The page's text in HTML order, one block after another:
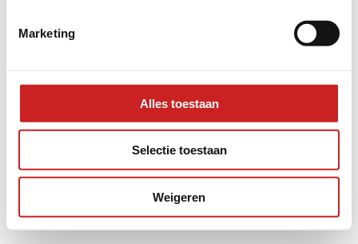
Marketing
Alles toestaan
Selectie toestaan
Weigeren